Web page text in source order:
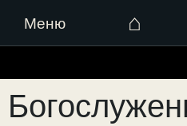
Меню ⌂
к
содержимому